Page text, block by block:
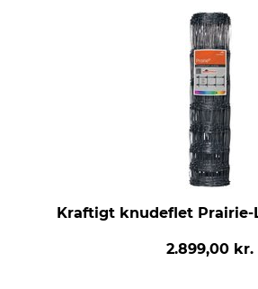
Kraftigt knudeflet Prairie-
2.899,00 kr.